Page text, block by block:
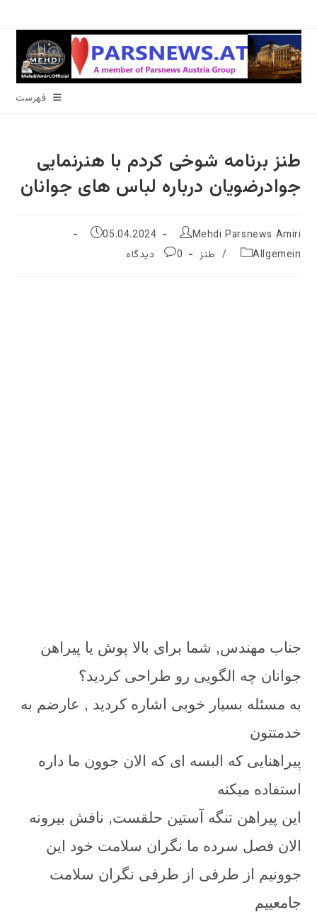
محتوا
فهرست
طنز برنامه شوخی کردم با هنرنمایی
جوادرضویان درباره لباس های جوانان
نویسندهٔ
Mehdi Parsnews Amiri
نوشته
شده
05.04.2024
دسته‌
Allgemein
/ طنز
نظرات
0 دیدگاه
جناب مهندس, شما برای بالا پوش یا پیراهن
جوانان چه الگویی رو طراحی کردید؟
به مسئله بسیار خوبی اشاره کردید , عارضم به
خدمتتون
پیراهنایی که البسه ای که الان جوون ما داره
استفاده میکنه
این پیراهن تنگه آستین حلقست, نافش بیرونه
الان فصل سرده ما نگران سلامت خود این
جوونیم از طرفی از طرفی نگران سلامت
جامعییم